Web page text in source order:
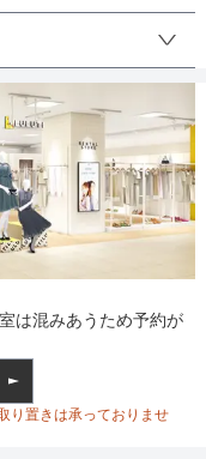
117
78
106
ス。大きなポイントは
のデザインとゆとりの
ったプリーツは歩くた
り替えデザインなの
。結婚式や二次会、披
す。成人式・謝恩会・
モレ パンツ
厚め
は混みあうため予約が
り置きは承っておりませ